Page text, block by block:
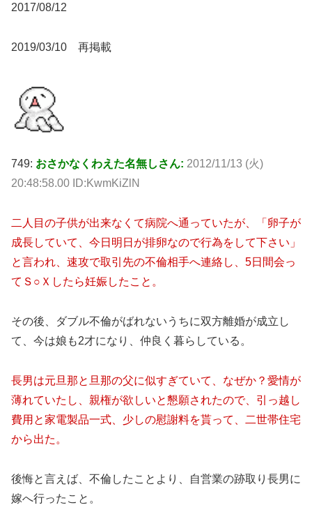
2017/08/12
2019/03/10 再掲載
749: おさかなくわえた名無しさん: 2012/11/13 (火)
20:48:58.00 ID:KwmKiZlN
二人目の子供が出来なくて病院へ通っていたが、「卵子が
成長していて、今日明日が排卵なので行為をして下さい」
と言われ、速攻で取引先の不倫相手へ連絡し、5日間会っ
てＳ○Ｘしたら妊娠したこと。
その後、ダブル不倫がばれないうちに双方離婚が成立し
て、今は娘も2才になり、仲良く暮らしている。
長男は元旦那と旦那の父に似すぎていて、なぜか？愛情が
薄れていたし、親権が欲しいと懇願されたので、引っ越し
費用と家電製品一式、少しの慰謝料を貰って、二世帯住宅
から出た。
後悔と言えば、不倫したことより、自営業の跡取り長男に
嫁へ行ったこと。